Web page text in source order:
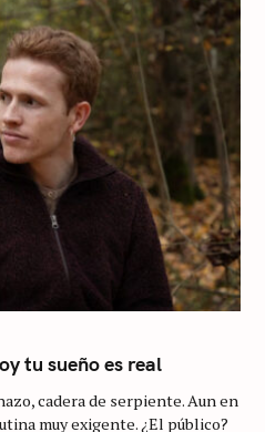
tu sueño es real
cadera de serpiente. Aun en
muy exigente. ¿El público?